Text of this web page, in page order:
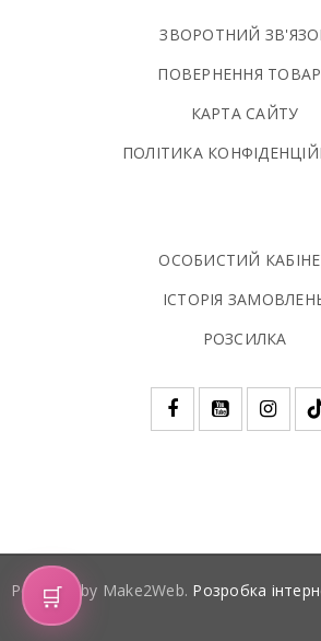
ЗВОРОТНИЙ
ПОВЕРНЕННЯ
КАРТА САЙТУ
ПОЛIТИКА
ОСОБИСТИЙ
ІСТОРІЯ
РОЗСИЛКА
Powered by Make2Web. Розробка
🛒